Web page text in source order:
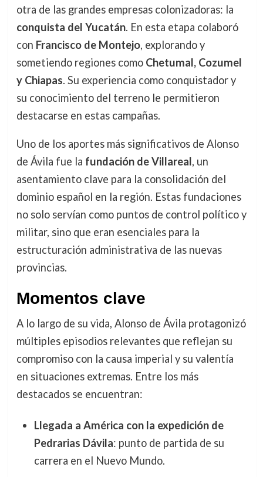
otra de las grandes empresas colonizadoras: la
conquista del Yucatán. En esta etapa colaboró
con Francisco de Montejo, explorando y
sometiendo regiones como Chetumal, Cozumel
y Chiapas. Su experiencia como conquistador y
su conocimiento del terreno le permitieron
destacarse en estas campañas.
Uno de los aportes más significativos de Alonso
de Ávila fue la fundación de Villareal, un
asentamiento clave para la consolidación del
dominio español en la región. Estas fundaciones
no solo servían como puntos de control político y
militar, sino que eran esenciales para la
estructuración administrativa de las nuevas
provincias.
Momentos clave
A lo largo de su vida, Alonso de Ávila protagonizó
múltiples episodios relevantes que reflejan su
compromiso con la causa imperial y su valentía
en situaciones extremas. Entre los más
destacados se encuentran:
Llegada a América con la expedición de
Pedrarias Dávila: punto de partida de su
carrera en el Nuevo Mundo.